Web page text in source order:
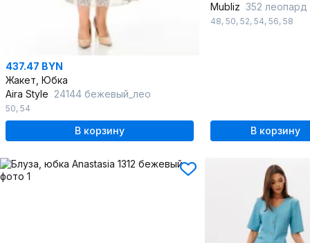
437.47 BYN
Жакет, Юбка
Aira Style 24144 бежевый_лео
50, 54
В корзину
Mubliz 352 леопард
48, 50, 52, 54, 56, 58
В корзину